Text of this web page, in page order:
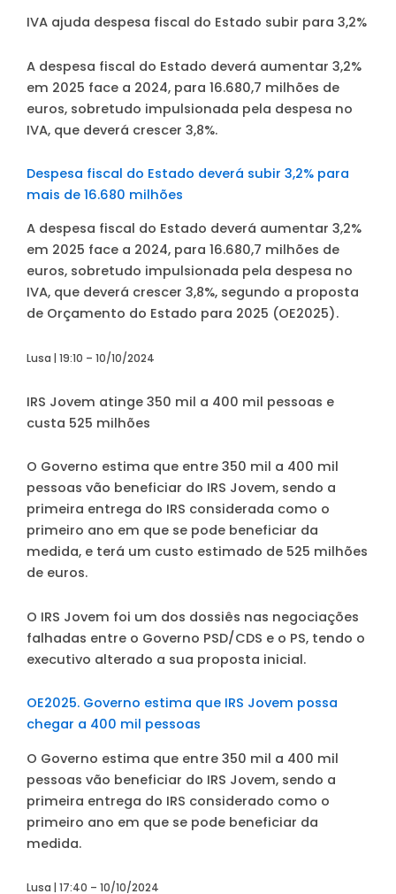
IVA ajuda despesa fiscal do Estado subir para 3,2%
A despesa fiscal do Estado deverá aumentar 3,2%
em 2025 face a 2024, para 16.680,7 milhões de
euros, sobretudo impulsionada pela despesa no
IVA, que deverá crescer 3,8%.
Despesa fiscal do Estado deverá subir 3,2% para
mais de 16.680 milhões
A despesa fiscal do Estado deverá aumentar 3,2%
em 2025 face a 2024, para 16.680,7 milhões de
euros, sobretudo impulsionada pela despesa no
IVA, que deverá crescer 3,8%, segundo a proposta
de Orçamento do Estado para 2025 (OE2025).
Lusa | 19:10 – 10/10/2024
IRS Jovem atinge 350 mil a 400 mil pessoas e
custa 525 milhões
O Governo estima que entre 350 mil a 400 mil
pessoas vão beneficiar do IRS Jovem, sendo a
primeira entrega do IRS considerada como o
primeiro ano em que se pode beneficiar da
medida, e terá um custo estimado de 525 milhões
de euros.
O IRS Jovem foi um dos dossiês nas negociações
falhadas entre o Governo PSD/CDS e o PS, tendo o
executivo alterado a sua proposta inicial.
OE2025. Governo estima que IRS Jovem possa
chegar a 400 mil pessoas
O Governo estima que entre 350 mil a 400 mil
pessoas vão beneficiar do IRS Jovem, sendo a
primeira entrega do IRS considerado como o
primeiro ano em que se pode beneficiar da
medida.
Lusa | 17:40 – 10/10/2024